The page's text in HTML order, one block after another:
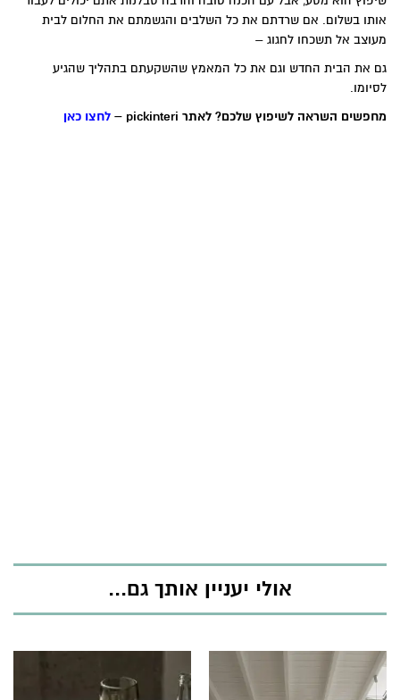
אותו בשלום. אם שרדתם את כל השלבים והגשמתם את החלום לבית
מעוצב אל תשכחו לחגוג –
גם את הבית החדש וגם את כל המאמץ שהשקעתם בתהליך שהגיע
לסיומו.
מחפשים השראה לשיפוץ שלכם? לאתר pickinteri –
לחצו כאן
אולי יעניין אותך גם...